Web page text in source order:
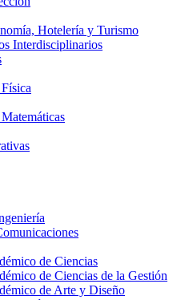
Hotelería y Turismo
Interdisciplinarios
de Ciencias
de Ciencias de la Gestión
de Arte y Diseño